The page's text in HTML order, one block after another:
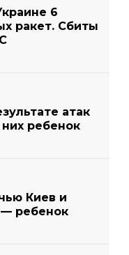
6
ракет. Сбиты
атак
ребенок
Киев и
ребенок